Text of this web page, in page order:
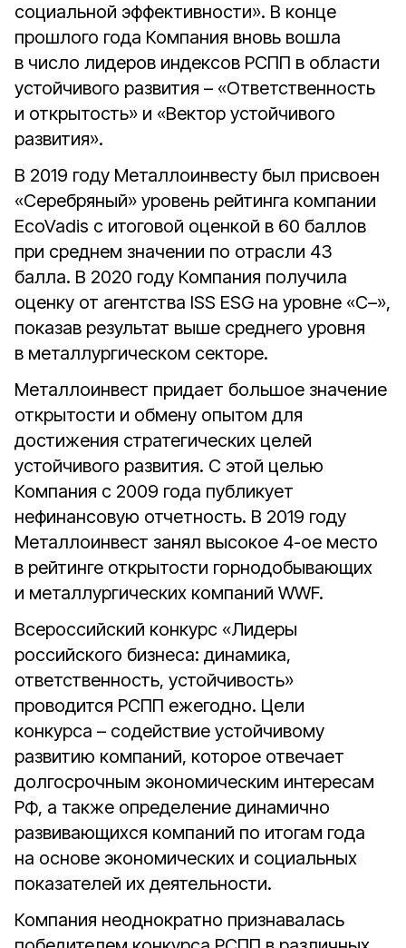
социальной эффективности». В конце
прошлого года Компания вновь вошла
в число лидеров индексов РСПП в области
устойчивого развития – «Ответственность
и открытость» и «Вектор устойчивого
развития».
В 2019 году Металлоинвесту был присвоен
«Серебряный» уровень рейтинга компании
EcoVadis с итоговой оценкой в 60 баллов
при среднем значении по отрасли 43
балла. В 2020 году Компания получила
оценку от агентства ISS ESG на уровне «С–»,
показав результат выше среднего уровня
в металлургическом секторе.
Металлоинвест придает большое значение
открытости и обмену опытом для
достижения стратегических целей
устойчивого развития. С этой целью
Компания с 2009 года публикует
нефинансовую отчетность. В 2019 году
Металлоинвест занял высокое 4-ое место
в рейтинге открытости горнодобывающих
и металлургических компаний WWF.
Всероссийский конкурс «Лидеры
российского бизнеса: динамика,
ответственность, устойчивость»
проводится РСПП ежегодно. Цели
конкурса – содействие устойчивому
развитию компаний, которое отвечает
долгосрочным экономическим интересам
РФ, а также определение динамично
развивающихся компаний по итогам года
на основе экономических и социальных
показателей их деятельности.
Компания неоднократно признавалась